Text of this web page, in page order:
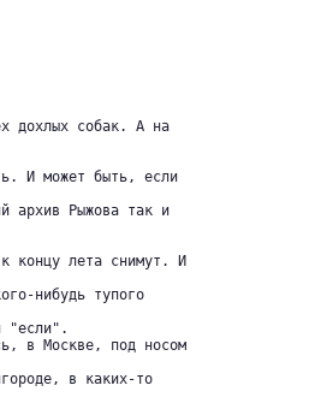
дохлых собак. А на
И может быть, если
архив Рыжова так и
концу лета снимут. И
нибудь тупого
"если".
в Москве, под носом
в каких-то